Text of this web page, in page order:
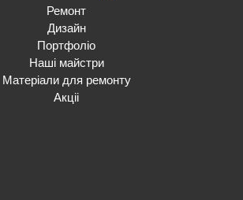
Ремонт
Дизайн
Портфоліо
Наші майстри
Матеріали для ремонту
Акціі